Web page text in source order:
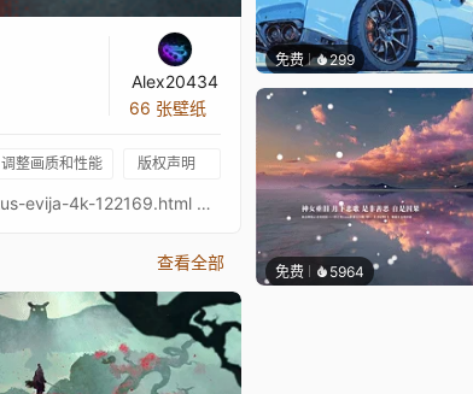
Alex20434
66 张壁纸
调整画质和性能 版权声明
🪛自定义🔧 时钟开/关 魔法漩涡开/关 红灯开/关 混合开/关 圆形雨开/关 🎨 原画: https://www.pixel4k.com/lotus-evija-4k-122169.html 🎵 音乐: https://www.youtube.com/watch?v=n6H2PaSAjbo 我的壁纸合集: Workshop 预览: YouTube
查看全部
免费 299
免费 5964